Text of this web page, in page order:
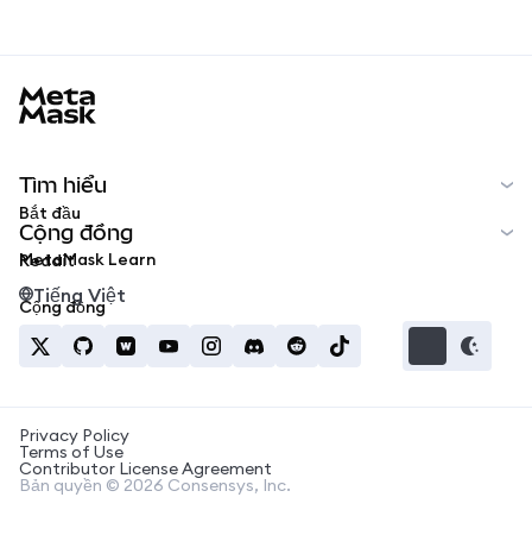
Tìm hiểu
Bắt đầu
MetaMask Learn
Cộng đồng
Reddit
Cộng đồng
Tiếng Việt
Privacy Policy
Terms of Use
Contributor License Agreement
Bản quyền © 2026 Consensys, Inc.